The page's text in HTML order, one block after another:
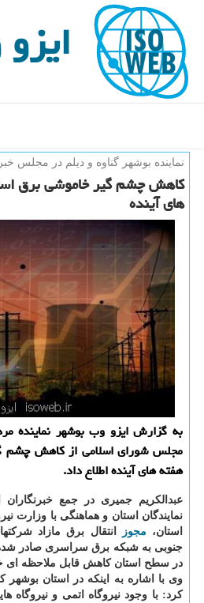
نماینده بوشهر گناوه و دیلم در مجلس
كاهش چشم گیر خاموشی برق
های آینده
به گزارش ایزو وب بوشهر نماینده
مجلس شورای اسلامی از کاهش چشم
هفته های آینده اطلاع داد.
عبدالکریم جمیری در جمع خبرنگاران
نمایندگان استان و هماهنگی با وزارت
استان، مجوز
انتقال برق مازاد
جنوبی به شبکه برق سراسری صادر شده
در سطح استان کاهش قابل ملاحظه ای
وی با اشاره به اینکه در استان بوشهر
کرد: با وجود نیروگاه اتمی و